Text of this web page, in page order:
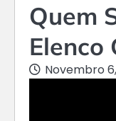
Quem
Elenco
Novembro